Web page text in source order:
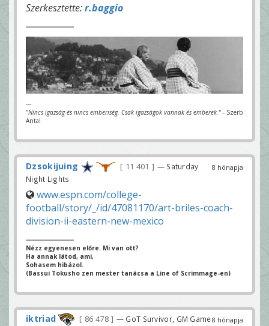
Szerkesztette:r.baggio
---
"Nincs igazság és nincs emberiség. Csak igazságok vannak és emberek." - Szerb
Antal
8 hónapja
Dzsokijuing 11 401
— Saturday
Night Lights
www.espn.com/college-
football/story/_/id/47081170/art-briles-coach-
division-ii-eastern-new-mexico
Nézz egyenesen előre. Mi van ott?
Ha annak látod, ami,
Sohasem hibázol.
(Bassui Tokusho zen mester tanácsa a Line of Scrimmage-en)
8 hónapja
iktriad 86 478
— GoT Survivor, GM Game